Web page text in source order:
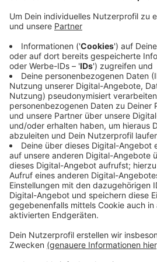
Laut der Gewerkschaft komme
langen Wartezeiten für
Sicherheitsbereich. Allein am
Passagiere bis zu 50 Minuten vor
Sicherheitsbereich warten
Unternehmen Kötter Security,
Sicherheitskontrollen
langen Wartezeiten an dem hohen
Passagieraufkommen. Für die
und dem 27. Oktober rechnet der
allein mit rund 1,4 Millionen
Anzeige